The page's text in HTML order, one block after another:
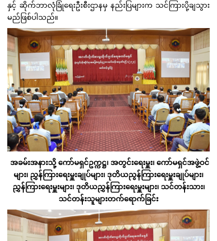
နှင့် ဆိုက်ဘာလုံခြုံရေးဦးစီးဌာနမှ နည်းပြများက သင်ကြားပို့ချသွား
မည်ဖြစ်ပါသည်။
အခမ်းအနားသို့ ကော်မရှင်ဥက္ကဋ္ဌ၊ အတွင်းရေးမှူး၊ ကော်မရှင်အဖွဲ့ဝင်
များ၊ ညွှန်ကြားရေးမှူးချုပ်များ၊ ဒုတိယညွန်ကြားရေးမှူးချုပ်များ၊
ညွှန်ကြားရေးမှူးများ၊ ဒုတိယညွှန်ကြားရေးမှူးများ၊ သင်တန်းသား၊
သင်တန်းသူများတက်ရောက်ခြင်း